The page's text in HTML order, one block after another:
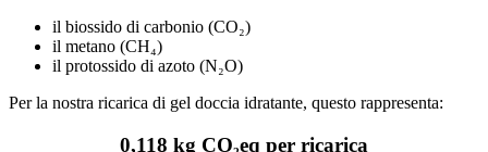
il biossido di carbonio (CO₂)
il metano (CH₄)
il protossido di azoto (N₂O)
Per la nostra ricarica di gel doccia idratante, questo rappresenta:
0,118 kg CO₂eq per ricarica